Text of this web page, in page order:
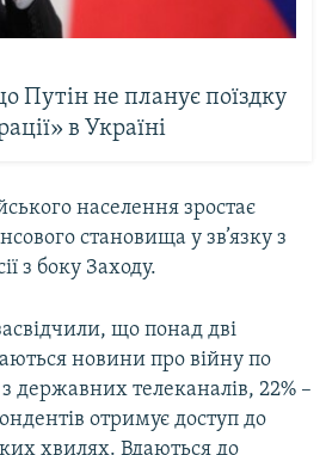
Путін не планує поїздку
в Україні
населення зростає
становища у зв’язку з
з боку Заходу.
що понад дві
новини про війну по
державних телеканалів, 22% –
отримує доступ до
хвилях. Вдаються до